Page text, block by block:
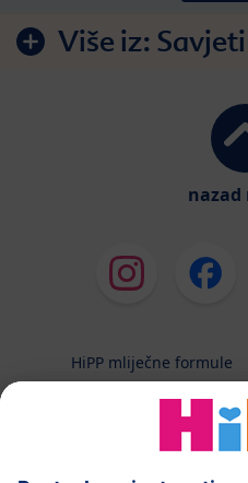
Više iz: Savjeti
nazad
HiPP mliječne formule
HiPP